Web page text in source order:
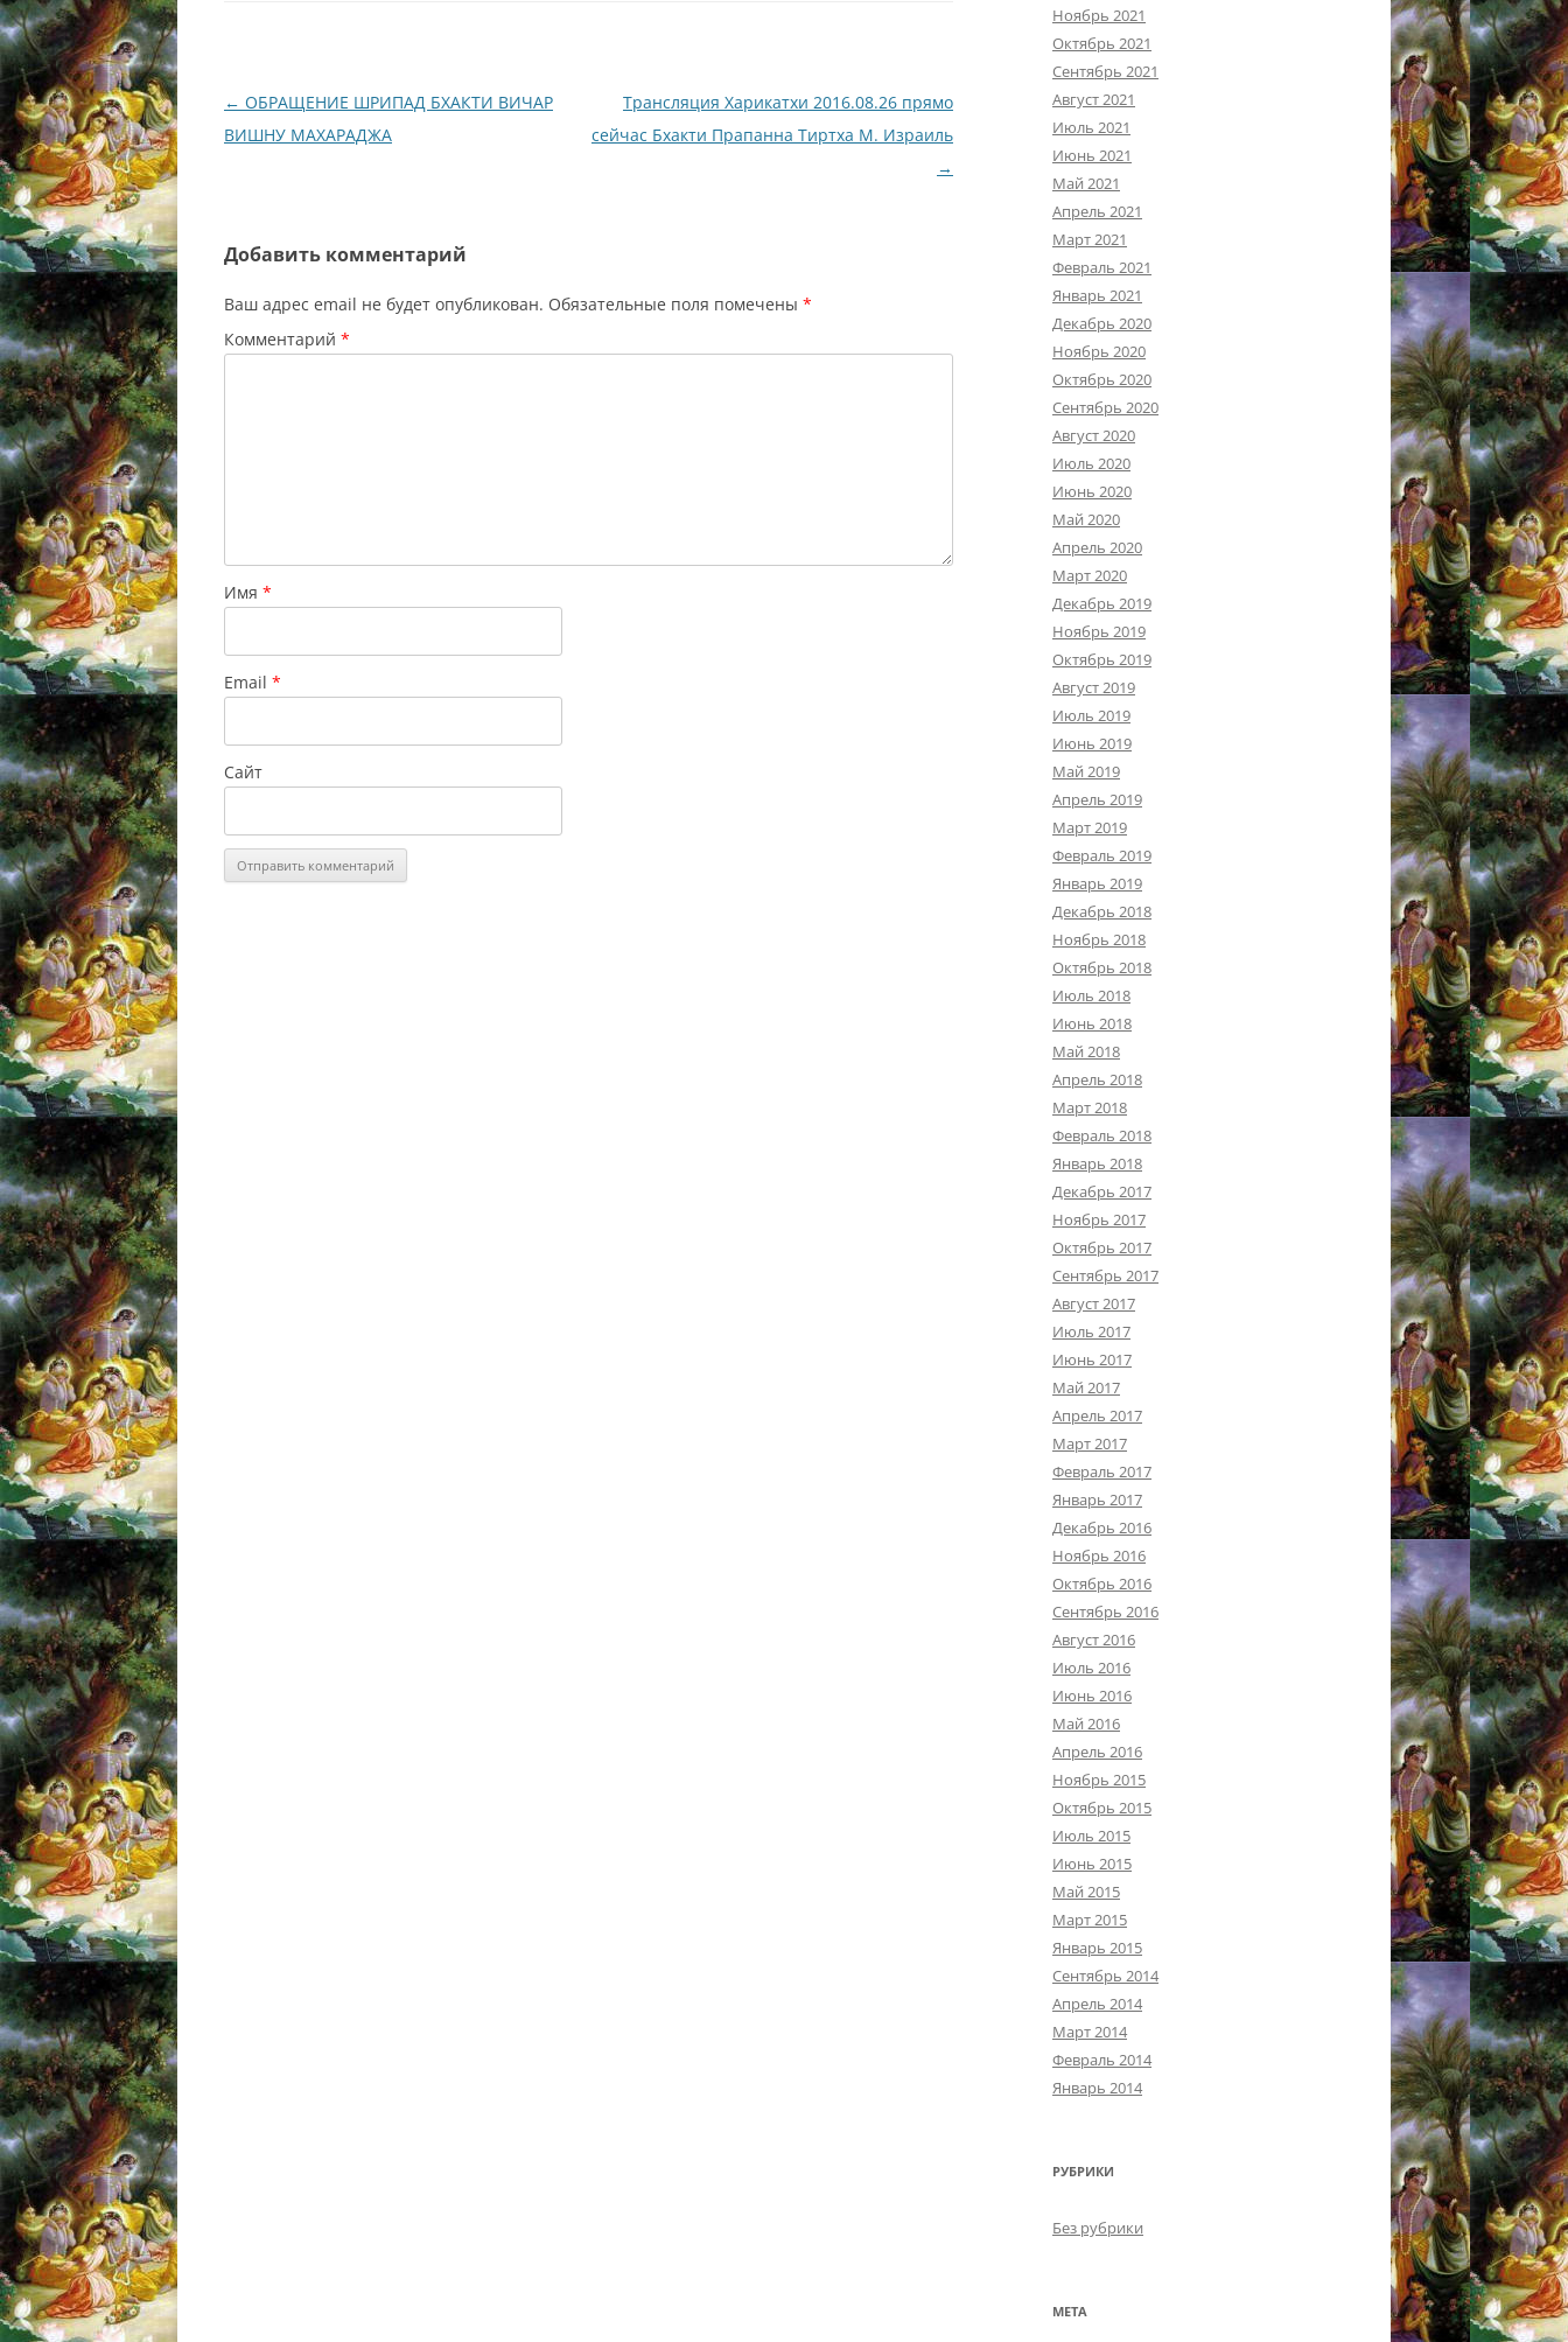
Навигация
по
← ОБРАЩЕНИЕ ШРИПАД БХАКТИ ВИЧАР
ВИШНУ МАХАРАДЖА
Трансляция Харикатхи 2016.08.26 прямо
сейчас Бхакти Прапанна Тиртха М. Израиль
→
Добавить комментарий
Ваш адрес email не будет опубликован. Обязательные поля помечены *
Комментарий *
Имя *
Email *
Сайт
Ноябрь 2021
Октябрь 2021
Сентябрь 2021
Август 2021
Июль 2021
Июнь 2021
Май 2021
Апрель 2021
Март 2021
Февраль 2021
Январь 2021
Декабрь 2020
Ноябрь 2020
Октябрь 2020
Сентябрь 2020
Август 2020
Июль 2020
Июнь 2020
Май 2020
Апрель 2020
Март 2020
Декабрь 2019
Ноябрь 2019
Октябрь 2019
Август 2019
Июль 2019
Июнь 2019
Май 2019
Апрель 2019
Март 2019
Февраль 2019
Январь 2019
Декабрь 2018
Ноябрь 2018
Октябрь 2018
Июль 2018
Июнь 2018
Май 2018
Апрель 2018
Март 2018
Февраль 2018
Январь 2018
Декабрь 2017
Ноябрь 2017
Октябрь 2017
Сентябрь 2017
Август 2017
Июль 2017
Июнь 2017
Май 2017
Апрель 2017
Март 2017
Февраль 2017
Январь 2017
Декабрь 2016
Ноябрь 2016
Октябрь 2016
Сентябрь 2016
Август 2016
Июль 2016
Июнь 2016
Май 2016
Апрель 2016
Ноябрь 2015
Октябрь 2015
Июль 2015
Июнь 2015
Май 2015
Март 2015
Январь 2015
Сентябрь 2014
Апрель 2014
Март 2014
Февраль 2014
Январь 2014
РУБРИКИ
Без рубрики
МЕТА